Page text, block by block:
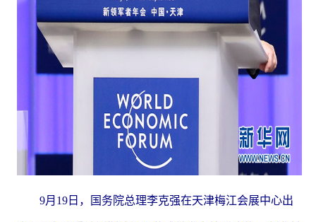
9月19日，国务院总理李克强在天津梅江会展中心出